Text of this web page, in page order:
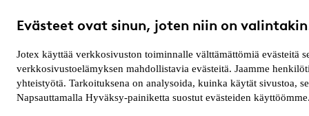
Evästeet ovat sinun, joten niin on
Jotex käyttää verkkosivuston toiminnalle välttämättömiä evästeitä
verkkosivustoelämyksen mahdollistavia evästeitä. Jaamme
yhteistyötä. Tarkoituksena on analysoida, kuinka käytät sivustoa,
Napsauttamalla Hyväksy-painiketta suostut evästeiden